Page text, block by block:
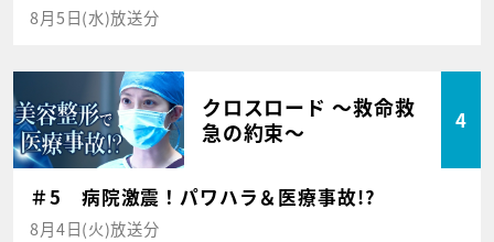
8月5日(水)放送分
クロスロード ～救命救
急の約束～
4
＃5 病院激震！パワハラ＆医療事故!?
8月4日(火)放送分